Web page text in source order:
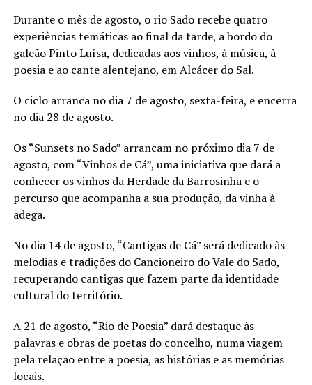
Durante o mês de agosto, o rio Sado recebe quatro
experiências temáticas ao final da tarde, a bordo do
galeão Pinto Luísa, dedicadas aos vinhos, à música, à
poesia e ao cante alentejano, em Alcácer do Sal.
O ciclo arranca no dia 7 de agosto, sexta-feira, e encerra
no dia 28 de agosto.
Os “Sunsets no Sado” arrancam no próximo dia 7 de
agosto, com “Vinhos de Cá”, uma iniciativa que dará a
conhecer os vinhos da Herdade da Barrosinha e o
percurso que acompanha a sua produção, da vinha à
adega.
No dia 14 de agosto, “Cantigas de Cá” será dedicado às
melodias e tradições do Cancioneiro do Vale do Sado,
recuperando cantigas que fazem parte da identidade
cultural do território.
A 21 de agosto, “Rio de Poesia” dará destaque às
palavras e obras de poetas do concelho, numa viagem
pela relação entre a poesia, as histórias e as memórias
locais.